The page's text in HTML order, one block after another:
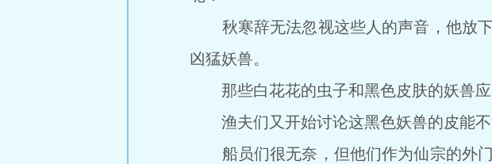
秋寒辞无法忽视这些人的声音，他放下
凶猛妖兽。
那些白花花的虫子和黑色皮肤的妖兽应
渔夫们又开始讨论这黑色妖兽的皮能不
船员们很无奈，但他们作为仙宗的外门